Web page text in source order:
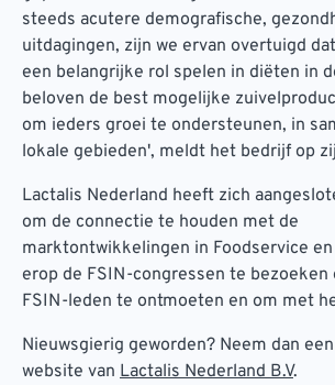
steeds acutere demografische,
uitdagingen, zijn we ervan overtuigd
een belangrijke rol spelen in diëten in
beloven de best mogelijke
om ieders groei te ondersteunen, in
lokale gebieden', meldt het bedrijf op
Lactalis Nederland heeft zich
om de connectie te houden met de
marktontwikkelingen in Foodservice
erop de FSIN-congressen te bezoeken
FSIN-leden te ontmoeten en om met
Nieuwsgierig geworden? Neem dan
website van Lactalis Nederland B.V.